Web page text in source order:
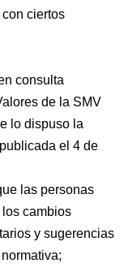
ciertos
consulta
de la SMV
lo dispuso la
el 4 de
las personas
cambios
y sugerencias